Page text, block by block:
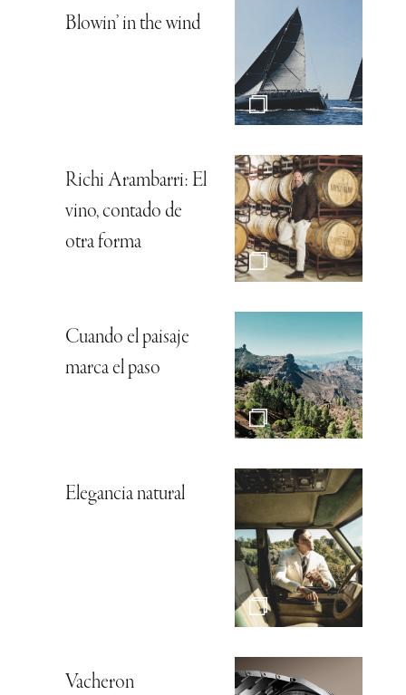
Blowin’ in the wind
Richi Arambarri: El
vino, contado de
otra forma
Cuando el paisaje
marca el paso
Elegancia natural
Vacheron